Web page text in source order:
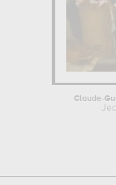
Claude-